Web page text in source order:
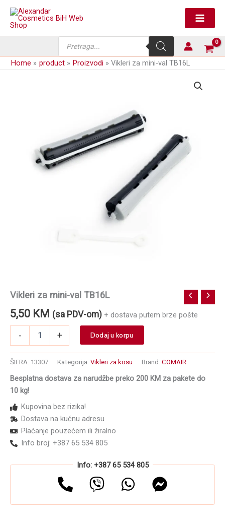
Skip
content
search
Home product Proizvodi Vikleri za mini-val TB16L
Vikleri za mini-val TB16L
5,50 KM (sa PDV-om) + dostava putem brze pošte
-
val
količina
+ Dodaj u korpu
ŠIFRA: 13307 Kategorija: Vikleri za kosu Brand: COMAIR
Besplatna dostava za narudžbe preko 200 KM za pakete do
10 kg!
Kupovina bez rizika!
Dostava na kućnu adresu
Plaćanje pouzećem ili žiralno
Info broj: +387 65 534 805
Info: +387 65 534 805
val
TB16L
količina